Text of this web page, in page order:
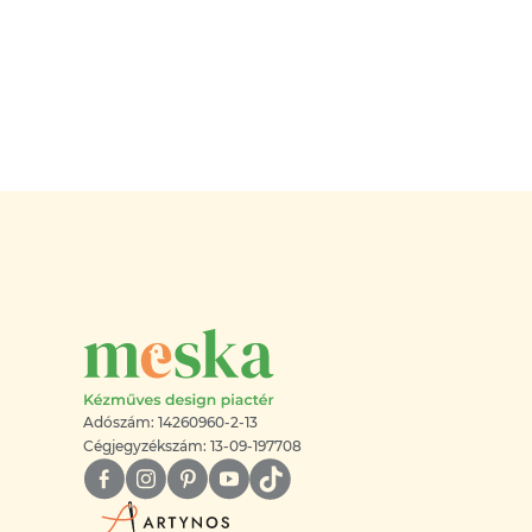
Adószám: 14260960-2-13
Cégjegyzékszám: 13-09-197708